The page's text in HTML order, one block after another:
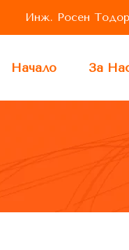
Инж. Росен
Начало За